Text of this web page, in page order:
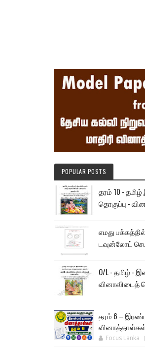
POPULAR POSTS
தரம் 10 -
தொகுப்பு -
எமது
டவுன்லோட்
O/L - தமிழ் -
வினாவிடைத்
தரம் 6 –
Focus Lanka